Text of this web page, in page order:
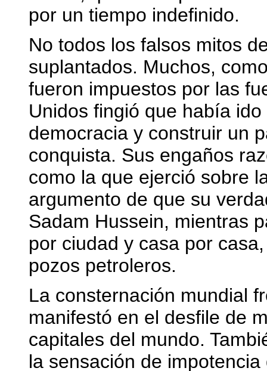
por un tiempo indefinido.
No todos los falsos mitos
suplantados. Muchos,
fueron impuestos por las
Unidos fingió que había
democracia y construir un
conquista. Sus engaños
como la que ejerció sobre
argumento de que su
Sadam Hussein, mientras
por ciudad y casa por
pozos petroleros.
La consternación mundial
manifestó en el desfile de
capitales del mundo.
la sensación de